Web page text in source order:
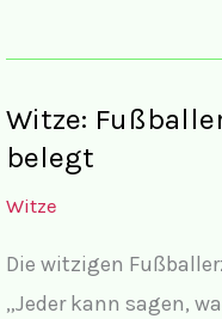
Frauen
Männer
I
Alte
Frau
mit
Witze:
belegt
Witze
Die witzigen
„Jeder kann sagen,